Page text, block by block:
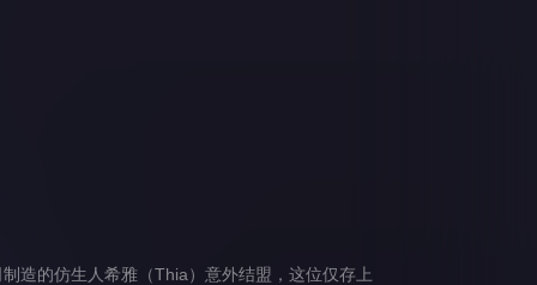
的仿生人希雅（Thia）意外结盟，这位仅存上